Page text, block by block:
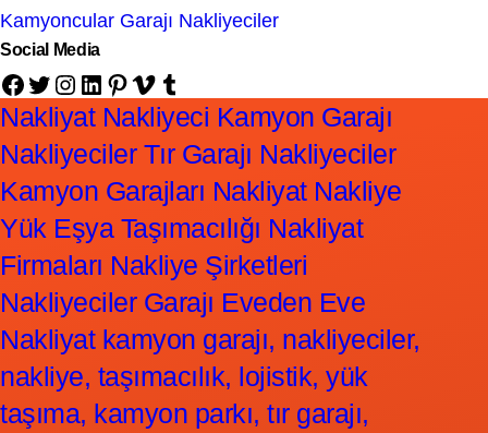
Kamyoncular Garajı Nakliyeciler
Social Media
Facebook Twitter Instagram LinkedIn Pinterest Vimeo Tumblr
Nakliyat Nakliyeci Kamyon Garajı
Nakliyeciler Tır Garajı Nakliyeciler
Kamyon Garajları Nakliyat Nakliye
Yük Eşya Taşımacılığı Nakliyat
Firmaları Nakliye Şirketleri
Nakliyeciler Garajı Eveden Eve
Nakliyat kamyon garajı, nakliyeciler,
nakliye, taşımacılık, lojistik, yük
taşıma, kamyon parkı, tır garajı,